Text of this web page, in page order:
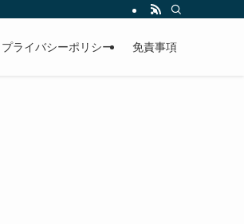
プライバシーポリシー 免責事項